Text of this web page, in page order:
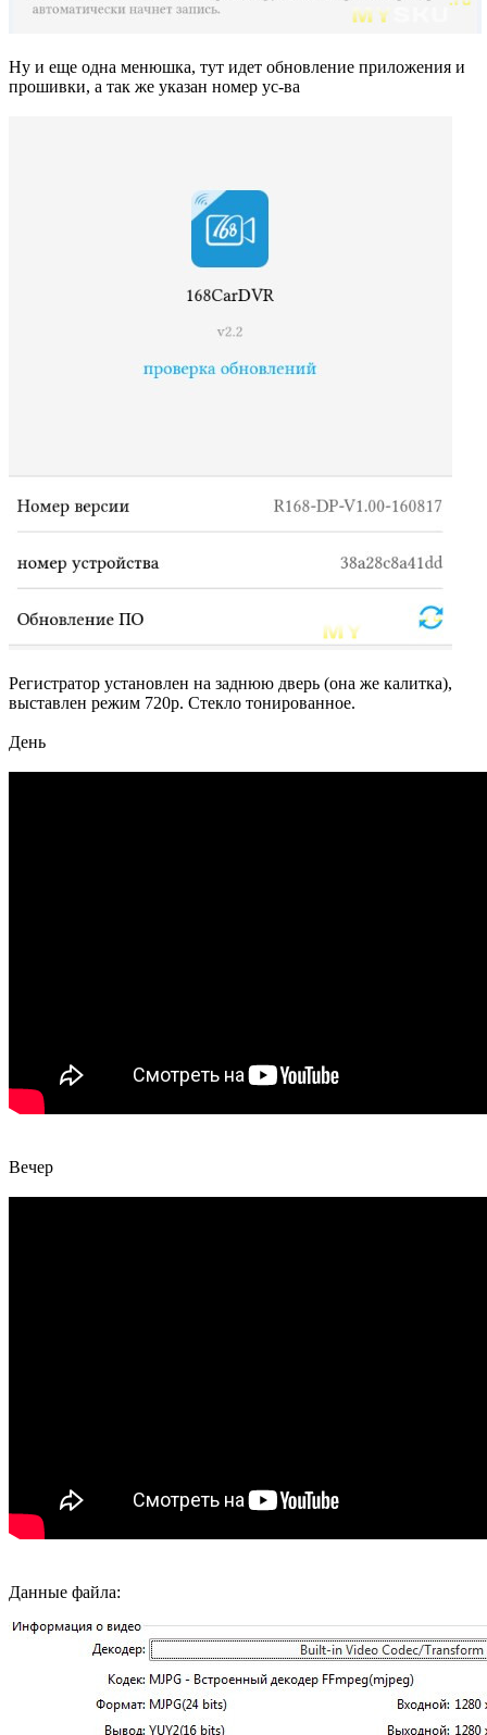
Ну и еще одна менюшка, тут идет обновление приложения и
прошивки, а так же указан номер ус-ва
Регистратор установлен на заднюю дверь (она же калитка),
выставлен режим 720p. Стекло тонированное.
День
Вечер
Данные файла: